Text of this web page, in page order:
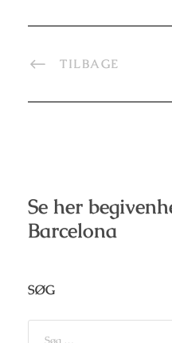
TILBAGE
Se her
Barcelona
SØG